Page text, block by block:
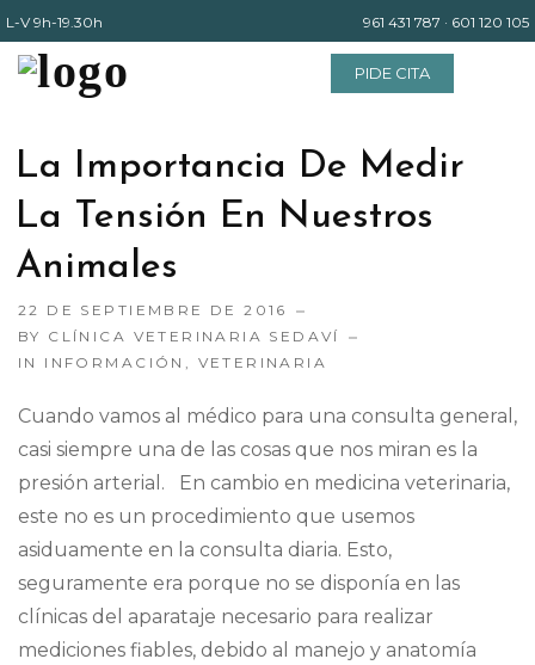
L-V9h-19.30h 961 431 787 · 601 120 105
PIDE CITA
INICIO
EQUIPO
SERVICIOS
INSTALACIONES
CONTACTO
TRABAJA CON NOSOTRAS
La Importancia De Medir
La Tensión En Nuestros
Animales
22 DE SEPTIEMBRE DE 2016
BY CLÍNICA VETERINARIA SEDAVÍ
IN INFORMACIÓN , VETERINARIA
Cuando vamos al médico para una consulta general,
casi siempre una de las cosas que nos miran es la
presión arterial. En cambio en medicina veterinaria,
este no es un procedimiento que usemos
asiduamente en la consulta diaria. Esto,
seguramente era porque no se disponía en las
clínicas del aparataje necesario para realizar
mediciones fiables, debido al manejo y anatomía